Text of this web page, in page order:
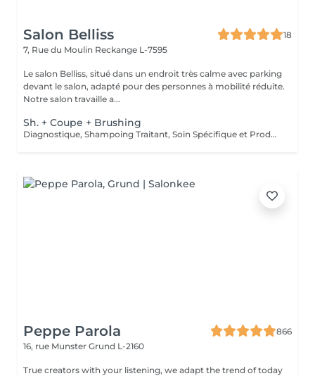
Salon Belliss
18
7, Rue du Moulin Reckange L-7595
Le salon Belliss, situé dans un endroit très calme avec parking
devant le salon, adapté pour des personnes à mobilité réduite.
Notre salon travaille a...
Sh. + Coupe + Brushing
Diagnostique, Shampoing Traitant, Soin Spécifique et Produits Coiffants inclus
Peppe Parola
866
16, rue Munster Grund L-2160
True creators with your listening, we adapt the trend of today